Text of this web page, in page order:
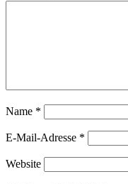
Name *
E-Mail-Adresse *
Website